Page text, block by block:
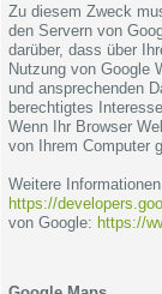
Zu diesem Zweck
den Servern von
darüber, dass über
Nutzung von Google
und ansprechenden
berechtigtes
Wenn Ihr Browser
von Ihrem Computer
Weitere
https://
von Google: https://